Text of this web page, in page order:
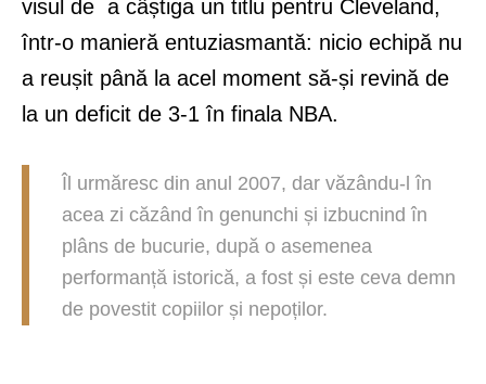
visul de a câștiga un titlu pentru Cleveland,
într-o manieră entuziasmantă: nicio echipă nu
a reușit până la acel moment să-și revină de
la un deficit de 3-1 în finala NBA.
Îl urmăresc din anul 2007, dar văzându-l în
acea zi căzând în genunchi și izbucnind în
plâns de bucurie, după o asemenea
performanță istorică, a fost și este ceva demn
de povestit copiilor și nepoților.